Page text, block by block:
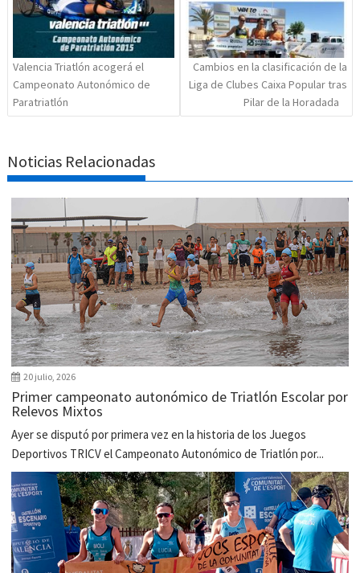
Valencia Triatlón acogerá el
Campeonato Autonómico de
Paratriatlón
Cambios en la clasificación de la
Liga de Clubes Caixa Popular tras
Pilar de la Horadada
Noticias Relacionadas
20 julio, 2026
Primer campeonato autonómico de Triatlón Escolar por
Relevos Mixtos
Ayer se disputó por primera vez en la historia de los Juegos
Deportivos TRICV el Campeonato Autonómico de Triatlón por...